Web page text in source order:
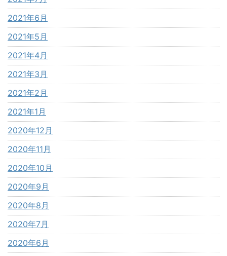
2021年6月
2021年5月
2021年4月
2021年3月
2021年2月
2021年1月
2020年12月
2020年11月
2020年10月
2020年9月
2020年8月
2020年7月
2020年6月